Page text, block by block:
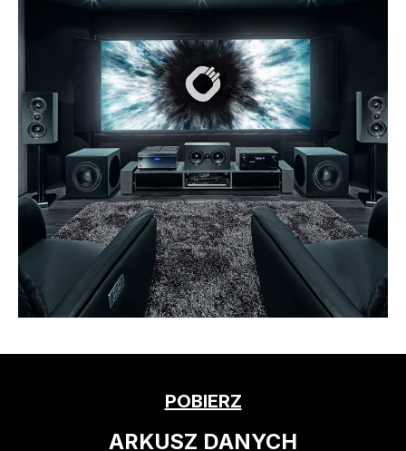
POBIERZ
ARKUSZ DANYCH